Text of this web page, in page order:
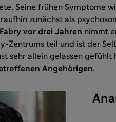
Seine frühen Symptome
zunächst als
vor drei Jahren nimmt
Zentrums teil und ist der
sehr allein gelassen
Angehörigen.